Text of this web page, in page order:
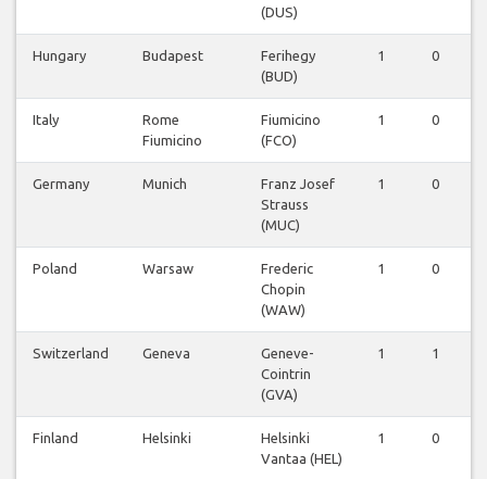
(DUS)
Hungary Budapest
Ferihegy
(BUD)
1 0
Italy
Rome
Fiumicino
Fiumicino
(FCO)
1 0
Germany Munich
Franz Josef
Strauss
(MUC)
1 0
Poland Warsaw
Frederic
Chopin
(WAW)
1 0
Switzerland Geneva
Geneve-
Cointrin
(GVA)
1 1
Finland Helsinki
Helsinki
Vantaa (HEL)
1 0